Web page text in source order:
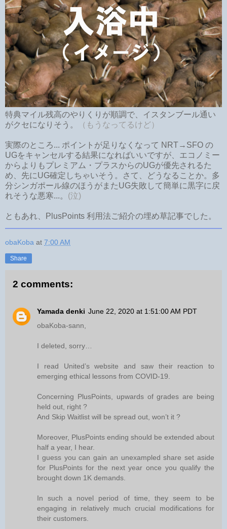
特典マイル残高のやりくりが順調で、イスタンブール通い
がクセになりそう。
（もうなってるけど）
実際のところ... ポイントが足りなくなって NRT→SFO の
UGをキャンセルする結果になればいいですが、エコノミー
からよりもプレミアム・プラスからのUGが優先されるた
め、先にUG確定しちゃいそう。さて、どうなることか。多
分シンガポール線のほうがまたUG失敗して簡単に黒字に戻
れそうな悪寒...。 (泣)
ともあれ、PlusPoints 利用法ご紹介の埋め草記事でした。
obaKoba at 7:00 AM
Share
2 comments:
Yamada denki June 22, 2020 at 1:51:00 AM PDT
obaKoba-sann,
I deleted, sorry…
I read United’s website and saw their reaction to
emerging ethical lessons from COVID-19.
Concerning PlusPoints, upwards of grades are being
held out, right ?
And Skip Waitlist will be spread out, won’t it ?
Moreover, PlusPoints ending should be extended about
half a year, I hear.
I guess you can gain an unexampled share set aside
for PlusPoints for the next year once you qualify the
brought down 1K demands.
In such a novel period of time, they seem to be
engaging in relatively much crucial modifications for
their customers.